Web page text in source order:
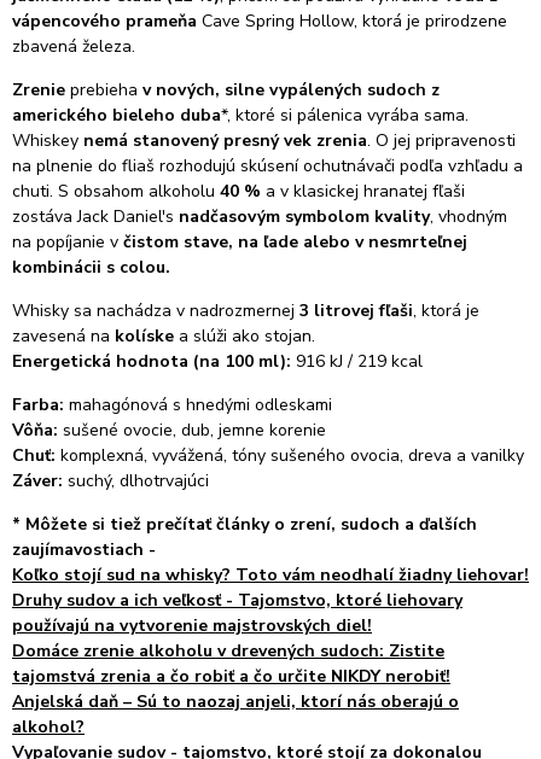
vápencového prameňa Cave Spring Hollow, ktorá je prirodzene
zbavená železa.
Zrenie prebieha v nových, silne vypálených sudoch z
amerického bieleho duba*, ktoré si pálenica vyrába sama.
Whiskey nemá stanovený presný vek zrenia. O jej pripravenosti
na plnenie do fliaš rozhodujú skúsení ochutnávači podľa vzhľadu a
chuti. S obsahom alkoholu 40 % a v klasickej hranatej fľaši
zostáva Jack Daniel's nadčasovým symbolom kvality, vhodným
na popíjanie v čistom stave, na ľade alebo v nesmrteľnej
kombinácii s colou.
Whisky sa nachádza v nadrozmernej 3 litrovej fľaši, ktorá je
zavesená na kolíske a slúži ako stojan.
Energetická hodnota (na 100 ml): 916 kJ / 219 kcal
Farba: mahagónová s hnedými odleskami
Vôňa: sušené ovocie, dub, jemne korenie
Chuť: komplexná, vyvážená, tóny sušeného ovocia, dreva a vanilky
Záver: suchý, dlhotrvajúci
* Môžete si tiež prečítať články o zrení, sudoch a ďalších
zaujímavostiach -
Koľko stojí sud na whisky? Toto vám neodhalí žiadny liehovar!
Druhy sudov a ich veľkosť - Tajomstvo, ktoré liehovary
používajú na vytvorenie majstrovských diel!
Domáce zrenie alkoholu v drevených sudoch: Zistite
tajomstvá zrenia a čo robiť a čo určite NIKDY nerobiť!
Anjelská daň – Sú to naozaj anjeli, ktorí nás oberajú o
alkohol?
Vypaľovanie sudov - tajomstvo, ktoré stojí za dokonalou